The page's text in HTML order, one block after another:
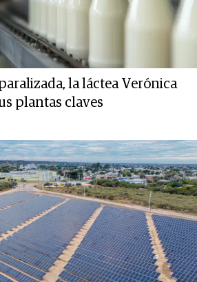
la láctea Verónica
plantas claves